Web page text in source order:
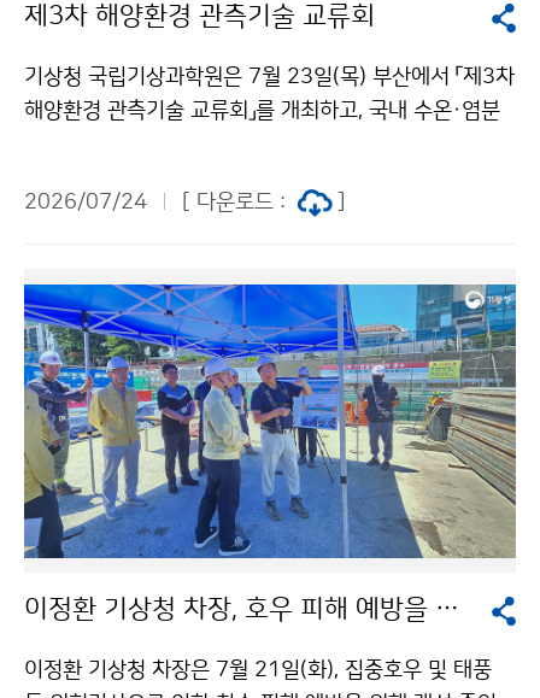
제3차 해양환경 관측기술 교류회
기상청 국립기상과학원은 7월 23일(목) 부산에서 「제3차
해양환경 관측기술 교류회」를 개최하고, 국내 수온·염분
2026/07/24
[ 다운로드 :
이정환 기상청 차장, 호우 피해 예방을 위한 자연재해 위험개선지구 방문
이정환 기상청 차장은 7월 21일(화), 집중호우 및 태풍